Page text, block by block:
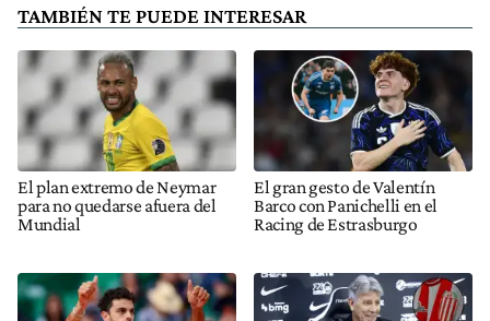
TAMBIÉN TE PUEDE INTERESAR
El plan extremo de Neymar
para no quedarse afuera del
Mundial
El gran gesto de Valentín
Barco con Panichelli en el
Racing de Estrasburgo